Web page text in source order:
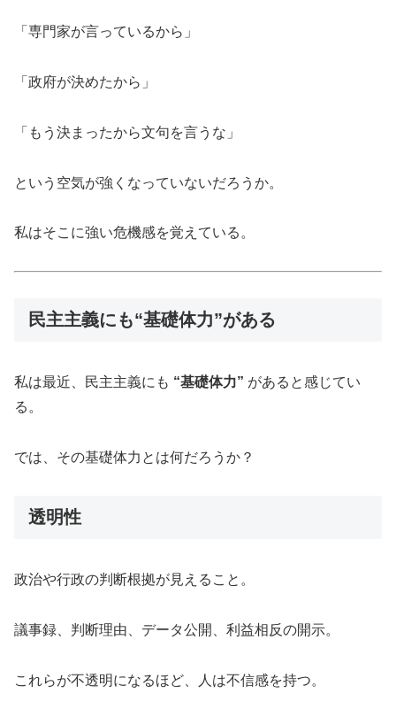
「専門家が言っているから」
「政府が決めたから」
「もう決まったから文句を言うな」
という空気が強くなっていないだろうか。
私はそこに強い危機感を覚えている。
民主主義にも“基礎体力”がある
私は最近、民主主義にも “基礎体力” があると感じてい
る。
では、その基礎体力とは何だろうか？
透明性
政治や行政の判断根拠が見えること。
議事録、判断理由、データ公開、利益相反の開示。
これらが不透明になるほど、人は不信感を持つ。